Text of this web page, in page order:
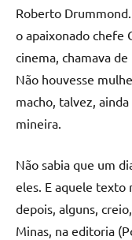
Roberto
o apaixonado chefe
cinema, chamava
Não houvesse
macho, talvez,
mineira.
Não sabia que um
eles. E aquele texto
depois, alguns,
Minas, na editoria